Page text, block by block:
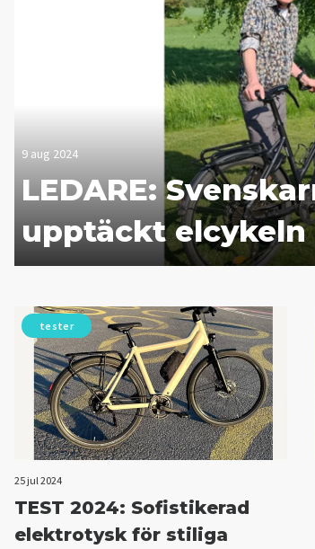
9 aug 2024
LEDARE:
upptäckt elcykeln
tester
25 jul 2024
TEST 2024: Sofistikerad
elektrotysk för stiliga